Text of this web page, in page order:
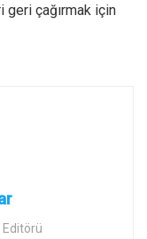
geri çağırmak için